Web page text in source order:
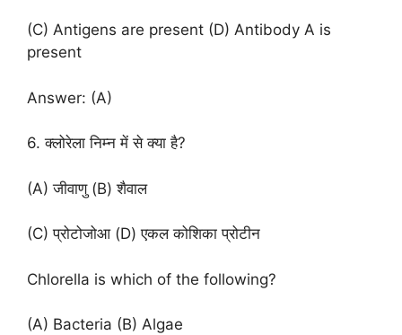
(C) Antigens are present (D) Antibody A is
present
Answer: (A)
6. क्लोरेला निम्न में से क्या है?
(A) जीवाणु (B) शैवाल
(C) प्रोटोजोआ (D) एकल कोशिका प्रोटीन
Chlorella is which of the following?
(A) Bacteria (B) Algae